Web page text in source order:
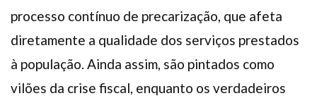
processo contínuo de precarização, que afeta
diretamente a qualidade dos serviços prestados
à população. Ainda assim, são pintados como
vilões da crise fiscal, enquanto os verdadeiros